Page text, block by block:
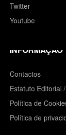
Twitter
Youtube
INFORMAÇÃO
Contactos
Estatuto Editorial
Política de
Política de